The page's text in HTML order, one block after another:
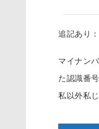
追記あり
マイナン
た認識番
私以外私